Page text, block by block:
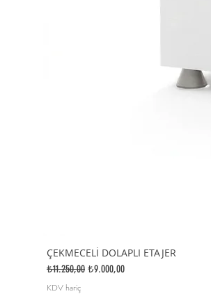
ÇEKMECELİ DOLAPLI ETAJER
Normal Fiyat
₺11.250,00 İndirimli Fiyat
₺9.000,00
KDV hariç